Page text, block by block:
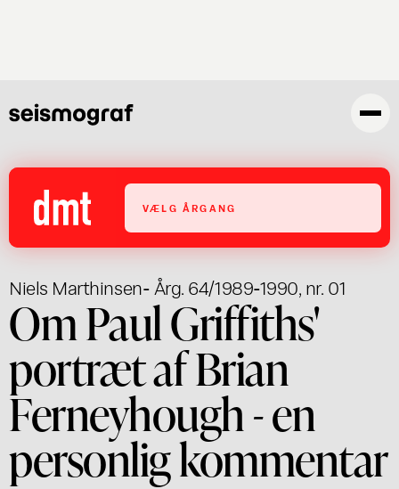
VÆLG ÅRGANG
Niels Marthinsen- Årg. 64/1989-1990, nr. 01
Om Paul Griffiths'
portræt af Brian
Ferneyhough - en
personlig kommentar